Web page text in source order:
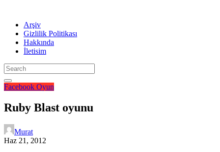
Arşiv
Gizlilik Politikası
Hakkında
İletisim
Facebook Oyun
Ruby Blast oyunu
Murat
Haz 21, 2012